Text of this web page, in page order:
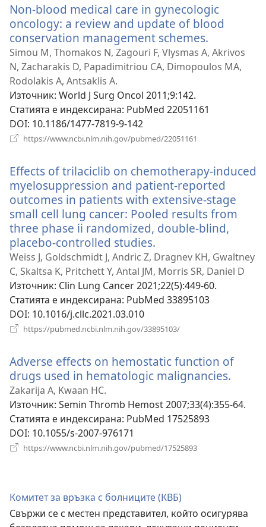
Non-blood medical care in gynecologic
oncology: a review and update of blood
conservation management schemes.
нов
прозорец)
Simou M, Thomakos N, Zagouri F, Vlysmas A, Akrivos
N, Zacharakis D, Papadimitriou CA, Dimopoulos MA,
Rodolakis A, Antsaklis A.
Източник‎: World J Surg Oncol 2011;9:142.
Статията е индексирана‎: PubMed 22051161
DOI‎: 10.1186/1477-7819-9-142
https://www.ncbi.nlm.nih.gov/pubmed/22051161
Effects of trilaciclib on chemotherapy-induced
myelosuppression and patient-reported
outcomes in patients with extensive-stage
small cell lung cancer: Pooled results from
three phase ii randomized, double-blind,
placebo-controlled studies.
нов
прозорец)
Weiss J, Goldschmidt J, Andric Z, Dragnev KH, Gwaltney
C, Skaltsa K, Pritchett Y, Antal JM, Morris SR, Daniel D
Източник‎: Clin Lung Cancer 2021;22(5):449-60.
Статията е индексирана‎: PubMed 33895103
DOI‎: 10.1016/j.cllc.2021.03.010
https://pubmed.ncbi.nlm.nih.gov/33895103/
Adverse effects on hemostatic function of
drugs used in hematologic malignancies.
Zakarija A, Kwaan HC.
Източник‎: Semin Thromb Hemost 2007;33(4):355-64.
Статията е индексирана‎: PubMed 17525893
DOI‎: 10.1055/s-2007-976171
https://www.ncbi.nlm.nih.gov/pubmed/17525893
Комитет за връзка с болниците (КВБ)
Свържи се с местен представител, който осигурява